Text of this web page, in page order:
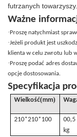
futrzanych towarzyszy.
Ważne
·Proszę natychmiast
·Jeżeli produkt jest
klienta w celu zwrotu lub
·Proszę podać adres
opcje dostosowania.
Specyfikacja
Wielkość(mm)
210*210*100
00,5
kg